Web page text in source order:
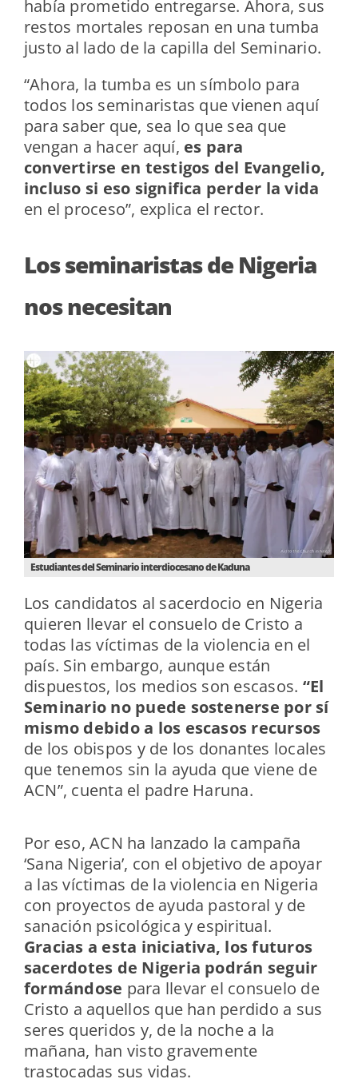
había prometido entregarse. Ahora, sus
restos mortales reposan en una tumba
justo al lado de la capilla del Seminario.
“Ahora, la tumba es un símbolo para
todos los seminaristas que vienen aquí
para saber que, sea lo que sea que
vengan a hacer aquí, es para
convertirse en testigos del Evangelio,
incluso si eso significa perder la vida
en el proceso”, explica el rector.
Los seminaristas de Nigeria
nos necesitan
Estudiantes del Seminario interdiocesano de Kaduna
Los candidatos al sacerdocio en Nigeria
quieren llevar el consuelo de Cristo a
todas las víctimas de la violencia en el
país. Sin embargo, aunque están
dispuestos, los medios son escasos. “El
Seminario no puede sostenerse por sí
mismo debido a los escasos recursos
de los obispos y de los donantes locales
que tenemos sin la ayuda que viene de
ACN”, cuenta el padre Haruna.
Por eso, ACN ha lanzado la campaña
‘Sana Nigeria’, con el objetivo de apoyar
a las víctimas de la violencia en Nigeria
con proyectos de ayuda pastoral y de
sanación psicológica y espiritual.
Gracias a esta iniciativa, los futuros
sacerdotes de Nigeria podrán seguir
formándose para llevar el consuelo de
Cristo a aquellos que han perdido a sus
seres queridos y, de la noche a la
mañana, han visto gravemente
trastocadas sus vidas.